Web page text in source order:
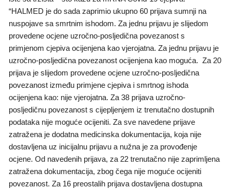
“HALMED je do sada zaprimio ukupno 60 prijava sumnji na
nuspojave sa smrtnim ishodom. Za jednu prijavu je slijedom
provedene ocjene uzročno-posljedična povezanost s
primjenom cjepiva ocijenjena kao vjerojatna. Za jednu prijavu je
uzročno-posljedična povezanost ocijenjena kao moguća. Za 20
prijava je slijedom provedene ocjene uzročno-posljedična
povezanost između primjene cjepiva i smrtnog ishoda
ocijenjena kao: nije vjerojatna. Za 38 prijava uzročno-
posljedičnu povezanost s cijepljenjem iz trenutačno dostupnih
podataka nije moguće ocijeniti. Za sve navedene prijave
zatražena je dodatna medicinska dokumentacija, koja nije
dostavljena uz inicijalnu prijavu a nužna je za provođenje
ocjene. Od navedenih prijava, za 22 trenutačno nije zaprimljena
zatražena dokumentacija, zbog čega nije moguće ocijeniti
povezanost. Za 16 preostalih prijava dostavljena dostupna